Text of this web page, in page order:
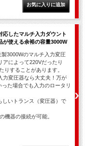
応したマルチ入力ダウント
使える余裕の容量3000W
3000Wのマルチ入力変圧
アによって220Vだったり
りすることがあります。
力変圧器なら大丈夫！万が
た場合でも入力のロータリ
しいトランス（変圧器）で
機器の接続が可能。